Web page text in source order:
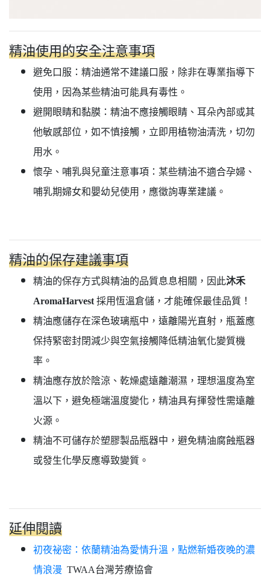
精油使用的安全注意事項
避免口服：精油通常不建議口服，除非在專業指導下
使用，因為某些精油可能具有毒性。
避開眼睛和黏膜：精油不應接觸眼睛、耳朵內部或其
他敏感部位，如不慎接觸，立即用植物油清洗，切勿
用水。
懷孕、哺乳與兒童注意事項：某些精油不適合孕婦、
哺乳期婦女和嬰幼兒使用，應徵詢專業建議。
精油的保存建議事項
精油的保存方式與精油的品質息息相關，因此沐禾
AromaHarvest 採用恆溫倉儲，才能確保最佳品質！
精油應儲存在深色玻璃瓶中，遠離陽光直射，瓶蓋應
保持緊密封閉減少與空氣接觸降低精油氧化變質機
率。
精油應存放於陰涼、乾燥處遠離潮濕，理想溫度為室
溫以下，避免極端溫度變化，精油具有揮發性需遠離
火源。
精油不可儲存於塑膠製品瓶器中，避免精油腐蝕瓶器
或發生化學反應導致變質。
延伸閱讀
初夜祕密：依蘭精油為愛情升溫，點燃新婚夜晚的濃
情浪漫 TWAA台灣芳療協會